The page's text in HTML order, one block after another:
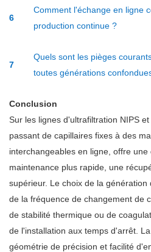
6
Comment l'échange en ligne
production continue ?
7
Quels sont les pièges
toutes générations
Conclusion
Sur les lignes d'ultrafiltration NIPS
passant de capillaires fixes à des
interchangeables en ligne, offre
maintenance plus rapide, une
supérieur. Le choix de la génération
de la fréquence de changement de
de stabilité thermique ou de
de l'installation aux temps d'arrêt.
géométrie de précision et facilité